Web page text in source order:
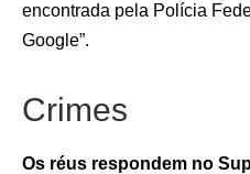
encontrada pela Polícia
Google”.
Crimes
Os réus respondem no